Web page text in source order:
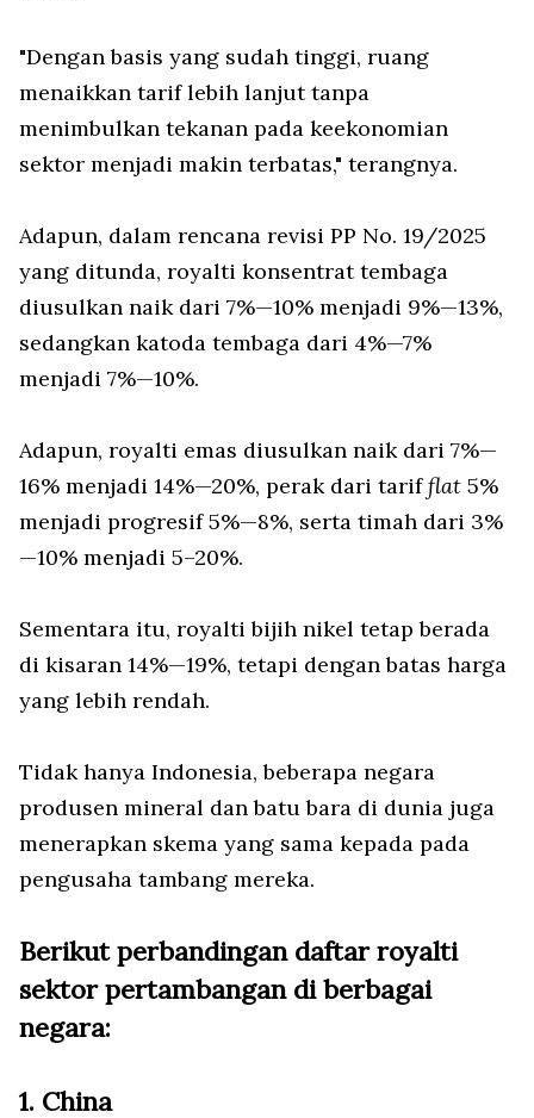
"Dengan basis yang sudah tinggi, ruang
menaikkan tarif lebih lanjut tanpa
menimbulkan tekanan pada keekonomian
sektor menjadi makin terbatas," terangnya.
Adapun, dalam rencana revisi PP No. 19/2025
yang ditunda, royalti konsentrat tembaga
diusulkan naik dari 7%—10% menjadi 9%—13%,
sedangkan katoda tembaga dari 4%—7%
menjadi 7%—10%.
Adapun, royalti emas diusulkan naik dari 7%—
16% menjadi 14%—20%, perak dari tarifflat 5%
menjadi progresif 5%—8%, serta timah dari 3%
—10% menjadi 5–20%.
Sementara itu, royalti bijih nikel tetap berada
di kisaran 14%—19%, tetapi dengan batas harga
yang lebih rendah.
Tidak hanya Indonesia, beberapa negara
produsen mineral dan batu bara di dunia juga
menerapkan skema yang sama kepada pada
pengusaha tambang mereka.
Berikut perbandingan daftar royalti
sektor pertambangan di berbagai
negara:
1. China